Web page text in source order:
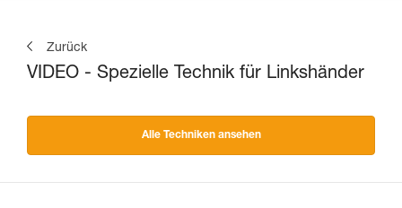
Zurück
VIDEO - Spezielle Technik für Linkshänder
Alle Techniken ansehen